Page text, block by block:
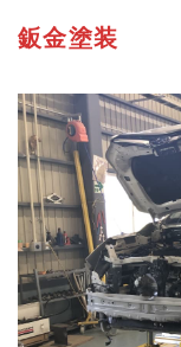
鈑金塗装